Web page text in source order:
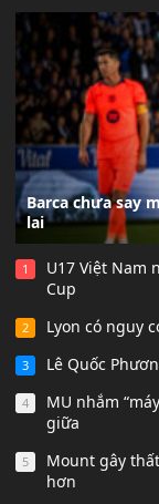
Barca chưa say
lai
1
U17 Việt Nam
Cup
2 Lyon có nguy
3 Lê Quốc
4
MU nhắm
giữa
5
Mount gây
hơn